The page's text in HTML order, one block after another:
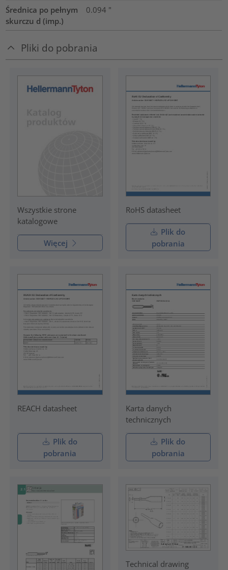
Średnica po pełnym
skurczu d (imp.)
0.094 "
Pliki do pobrania
Wszystkie strone
katalogowe
Więcej
RoHS datasheet
Plik do
pobrania
REACH datasheet
Plik do
pobrania
Karta danych
technicznych
Plik do
pobrania
Technical drawing